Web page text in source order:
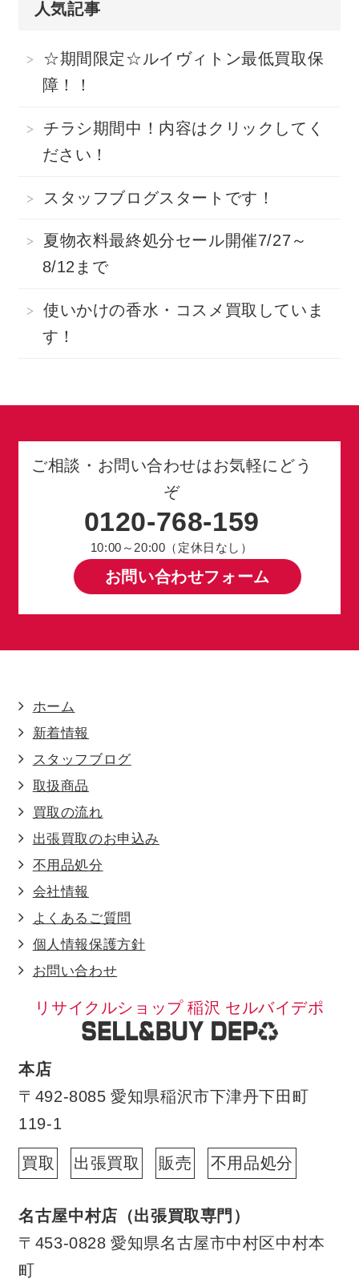
人気記事
☆期間限定☆ルイヴィトン最低買取保
障！！
チラシ期間中！内容はクリックしてく
ださい！
スタッフブログスタートです！
夏物衣料最終処分セール開催7/27～
8/12まで
使いかけの香水・コスメ買取していま
す！
ご相談・お問い合わせはお気軽にどう
ぞ
0120-768-159
10:00～20:00（定休日なし）
お問い合わせフォーム
ホーム
新着情報
スタッフブログ
取扱商品
買取の流れ
出張買取のお申込み
不用品処分
会社情報
よくあるご質問
個人情報保護方針
お問い合わせ
リサイクルショップ 稲沢 セルバイデポ
本店
〒492-8085 愛知県稲沢市下津丹下田町
119-1
買取 出張買取 販売 不用品処分
名古屋中村店（出張買取専門）
〒453-0828 愛知県名古屋市中村区中村本
町